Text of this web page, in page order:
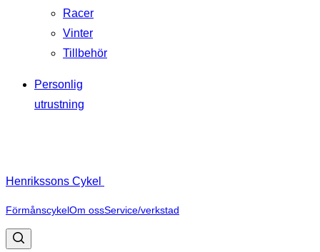
Racer
Vinter
Tillbehör
Personlig
utrustning
Henrikssons Cykel
FörmånscykelOm ossService/verkstad